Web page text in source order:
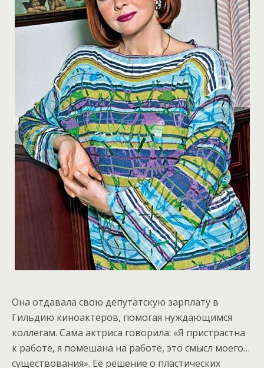
Она отдавала свою депутатскую зарплату в
Гильдию киноактеров, помогая нуждающимся
коллегам. Сама актриса говорила: «Я пристрастна
к работе, я помешана на работе, это смысл моего…
существования». Её решение о пластических